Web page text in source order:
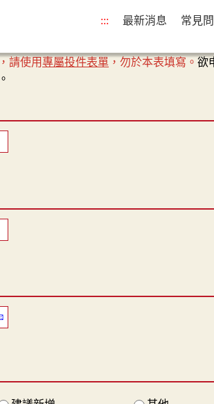
::: 最新消息 常見
請使用專屬投件表單 ，勿於本表填寫。 欲